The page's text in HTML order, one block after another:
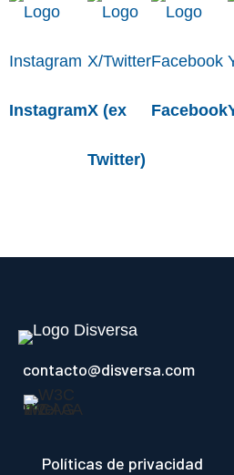
InstagramX (ex
Twitter)
Facebook
contacto@disversa.com
Políticas de privacidad